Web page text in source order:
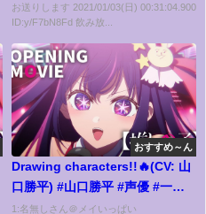
お送りします 2021/01/03(日) 00:31:04.900
ID:y/F7bN8Fd 飲み放...
おすすめ～ん
Drawing characters!!🔥(CV: 山
口勝平) #山口勝平 #声優 #一発
描き
1:名無しさん＠メイいっぱい